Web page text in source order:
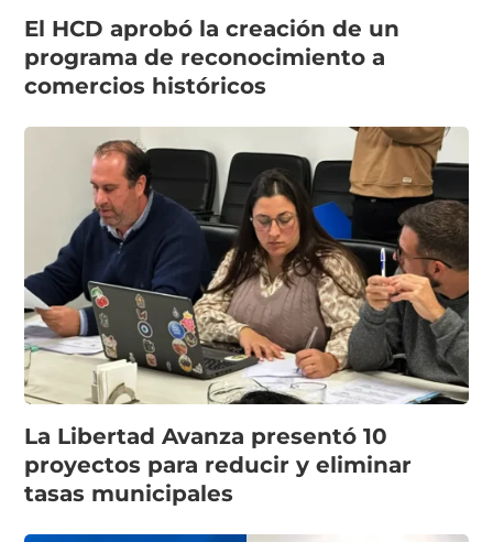
El HCD aprobó la creación de un
programa de reconocimiento a
comercios históricos
La Libertad Avanza presentó 10
proyectos para reducir y eliminar
tasas municipales